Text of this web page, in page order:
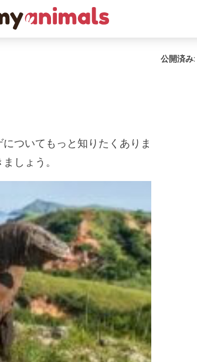
ついてもっと知りたくありま
しょう。
公開済み: